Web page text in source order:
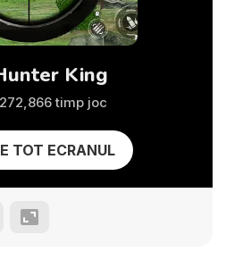
King
272,866 timp joc
TOT ECRANUL